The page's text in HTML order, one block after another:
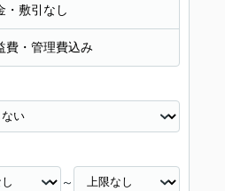
・敷引なし
費・管理費込み
～